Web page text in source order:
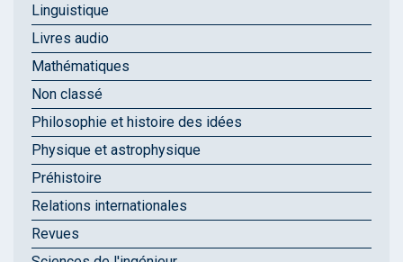
Linguistique
Livres audio
Mathématiques
Non classé
Philosophie et histoire des idées
Physique et astrophysique
Préhistoire
Relations internationales
Revues